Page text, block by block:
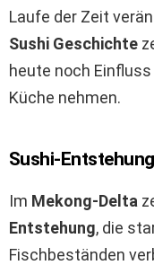
Laufe der Zeit
Sushi Geschichte
heute noch
Küche nehmen.
Sushi-
Im Mekong-Delta
Entstehung, die
Fischbeständen